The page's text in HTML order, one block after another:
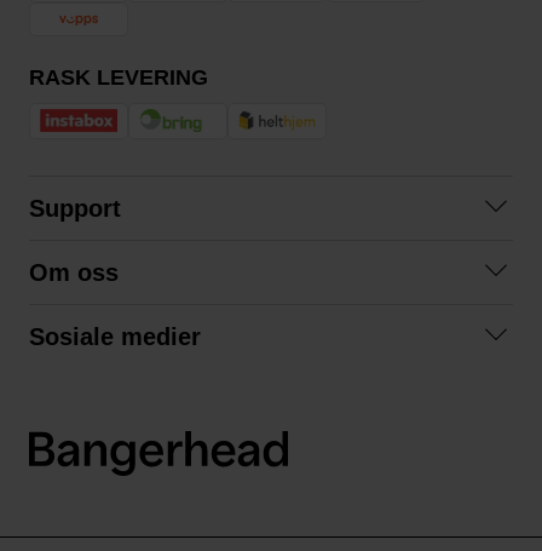
RASK LEVERING
Support
Kjøpsvilkår
Om oss
Sosiale medier
LinkedIn